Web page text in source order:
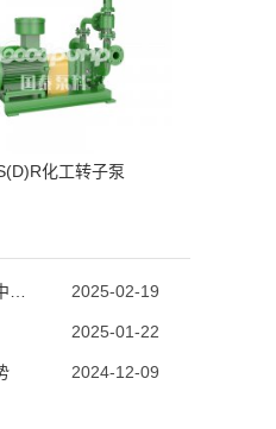
化工转子泵
2025-02-19
2025-01-22
2024-12-09